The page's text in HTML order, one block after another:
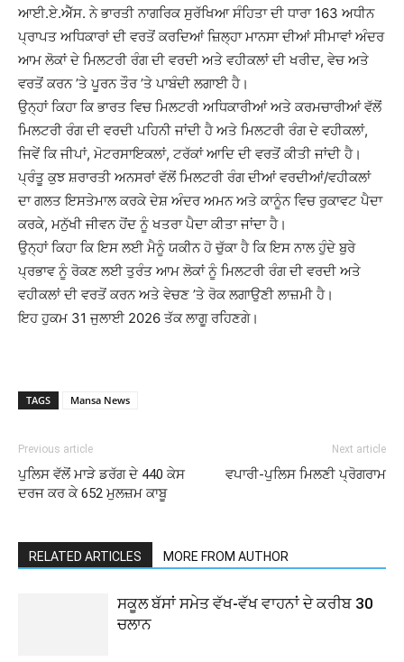
ਆਈ.ਏ.ਐੱਸ. ਨੇ ਭਾਰਤੀ ਨਾਗਰਿਕ ਸੁਰੱਖਿਆ ਸੰਹਿਤਾ ਦੀ ਧਾਰਾ 163 ਅਧੀਨ
ਪ੍ਰਾਪਤ ਅਧਿਕਾਰਾਂ ਦੀ ਵਰਤੋਂ ਕਰਦਿਆਂ ਜ਼ਿਲ੍ਹਾ ਮਾਨਸਾ ਦੀਆਂ ਸੀਮਾਵਾਂ ਅੰਦਰ
ਆਮ ਲੋਕਾਂ ਦੇ ਮਿਲਟਰੀ ਰੰਗ ਦੀ ਵਰਦੀ ਅਤੇ ਵਹੀਕਲਾਂ ਦੀ ਖਰੀਦ, ਵੇਚ ਅਤੇ
ਵਰਤੋਂ ਕਰਨ ’ਤੇ ਪੂਰਨ ਤੌਰ ’ਤੇ ਪਾਬੰਦੀ ਲਗਾਈ ਹੈ।
ਉਨ੍ਹਾਂ ਕਿਹਾ ਕਿ ਭਾਰਤ ਵਿਚ ਮਿਲਟਰੀ ਅਧਿਕਾਰੀਆਂ ਅਤੇ ਕਰਮਚਾਰੀਆਂ ਵੱਲੋਂ
ਮਿਲਟਰੀ ਰੰਗ ਦੀ ਵਰਦੀ ਪਹਿਨੀ ਜਾਂਦੀ ਹੈ ਅਤੇ ਮਿਲਟਰੀ ਰੰਗ ਦੇ ਵਹੀਕਲਾਂ,
ਜਿਵੇਂ ਕਿ ਜੀਪਾਂ, ਮੋਟਰਸਾਇਕਲਾਂ, ਟਰੱਕਾਂ ਆਦਿ ਦੀ ਵਰਤੋਂ ਕੀਤੀ ਜਾਂਦੀ ਹੈ।
ਪ੍ਰੰਤੂ ਕੁਝ ਸ਼ਰਾਰਤੀ ਅਨਸਰਾਂ ਵੱਲੋਂ ਮਿਲਟਰੀ ਰੰਗ ਦੀਆਂ ਵਰਦੀਆਂ/ਵਹੀਕਲਾਂ
ਦਾ ਗਲਤ ਇਸਤੇਮਾਲ ਕਰਕੇ ਦੇਸ਼ ਅੰਦਰ ਅਮਨ ਅਤੇ ਕਾਨੂੰਨ ਵਿਚ ਰੁਕਾਵਟ ਪੈਦਾ
ਕਰਕੇ, ਮਨੁੱਖੀ ਜੀਵਨ ਹੋਂਦ ਨੂੰ ਖਤਰਾ ਪੈਦਾ ਕੀਤਾ ਜਾਂਦਾ ਹੈ।
ਉਨ੍ਹਾਂ ਕਿਹਾ ਕਿ ਇਸ ਲਈ ਮੈਨੂੰ ਯਕੀਨ ਹੋ ਚੁੱਕਾ ਹੈ ਕਿ ਇਸ ਨਾਲ ਹੁੰਦੇ ਬੁਰੇ
ਪ੍ਰਭਾਵ ਨੂੰ ਰੋਕਣ ਲਈ ਤੁਰੰਤ ਆਮ ਲੋਕਾਂ ਨੂੰ ਮਿਲਟਰੀ ਰੰਗ ਦੀ ਵਰਦੀ ਅਤੇ
ਵਹੀਕਲਾਂ ਦੀ ਵਰਤੋਂ ਕਰਨ ਅਤੇ ਵੇਚਣ ’ਤੇ ਰੋਕ ਲਗਾਉਣੀ ਲਾਜ਼ਮੀ ਹੈ।
ਇਹ ਹੁਕਮ 31 ਜੁਲਾਈ 2026 ਤੱਕ ਲਾਗੂ ਰਹਿਣਗੇ।
TAGS Mansa News
Previous article
ਪੁਲਿਸ ਵੱਲੋਂ ਮਾੜੇ ਡਰੱਗ ਦੇ 440 ਕੇਸ
ਦਰਜ ਕਰ ਕੇ 652 ਮੁਲਜ਼ਮ ਕਾਬੂ
Next article
ਵਪਾਰੀ-ਪੁਲਿਸ ਮਿਲਣੀ ਪ੍ਰੋਗਰਾਮ
RELATED ARTICLES MORE FROM AUTHOR
ਸਕੂਲ ਬੱਸਾਂ ਸਮੇਤ ਵੱਖ-ਵੱਖ ਵਾਹਨਾਂ ਦੇ ਕਰੀਬ 30
ਚਲਾਨ